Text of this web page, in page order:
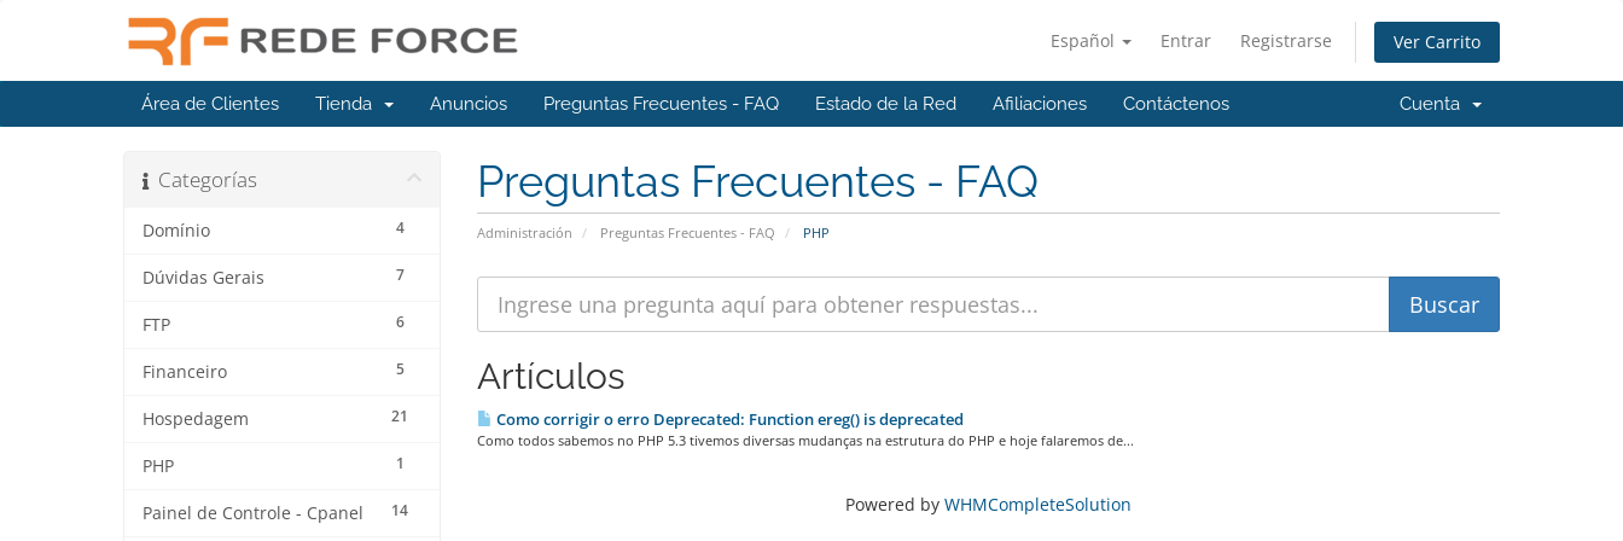
Español Entrar Registrarse Ver Carrito
Área de Clientes Tienda Anuncios Preguntas Frecuentes - FAQ Estado de la Red Afiliaciones Contáctenos Cuenta
Preguntas Frecuentes - FAQ
Administración Preguntas Frecuentes - FAQ PHP
Categorías
4
Domínio
7
Dúvidas Gerais
6
FTP
5
Financeiro
21
Hospedagem
1
PHP
14
Painel de Controle - Cpanel
Artículos
Como corrigir o erro Deprecated: Function ereg() is deprecated
Como todos sabemos no PHP 5.3 tivemos diversas mudanças na estrutura do PHP e hoje falaremos de...
Powered by WHMCompleteSolution